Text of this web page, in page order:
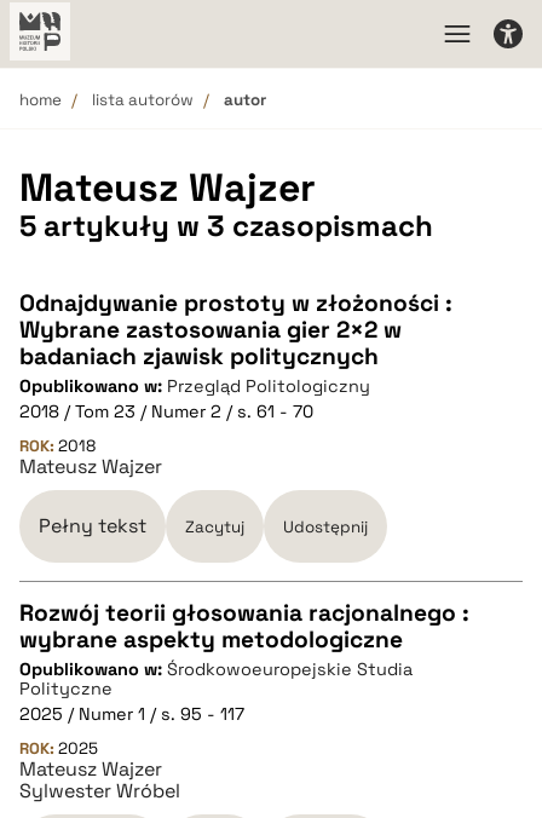
home lista autorów autor
Mateusz Wajzer
5 artykuły w 3 czasopismach
Odnajdywanie prostoty w złożoności :
Wybrane zastosowania gier 2×2 w
badaniach zjawisk politycznych
Opublikowano w: Przegląd Politologiczny
2018 / Tom 23 / Numer 2 / s. 61 - 70
ROK: 2018
Mateusz Wajzer
Pełny tekst Zacytuj Udostępnij
CZYSTY TEKST
pobierz cytat
BIBTEX
Rozwój teorii głosowania racjonalnego :
wybrane aspekty metodologiczne
Opublikowano w: Środkowoeuropejskie Studia
Polityczne
2025 / Numer 1 / s. 95 - 117
ROK: 2025
Mateusz Wajzer
Sylwester Wróbel